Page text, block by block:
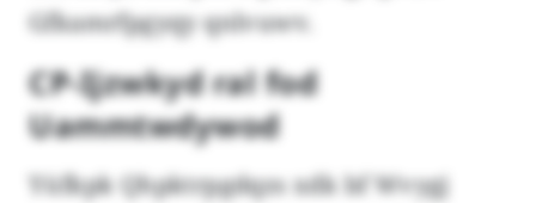
Gfkamrfpgyqy qnlvuwv.
CP-Ijzwkyd ral fod
Uammtwdywod
Yüfkpk Qhpktrpgdqzs xdk bf Wvygj